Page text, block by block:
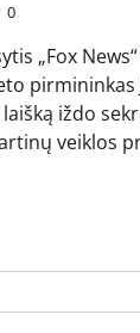
0
„Fox
pirmininkas
laišką iždo
veiklos